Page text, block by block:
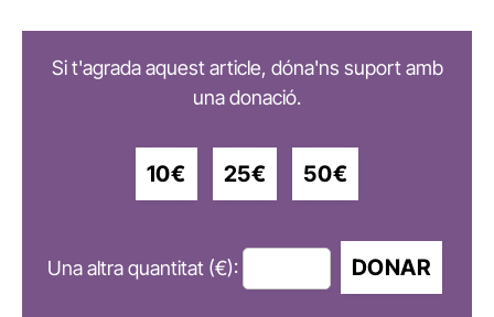
Si t'agrada aquest article, dóna'ns suport amb
una donació.
10€ 25€ 50€
Una altra quantitat (€): DONAR